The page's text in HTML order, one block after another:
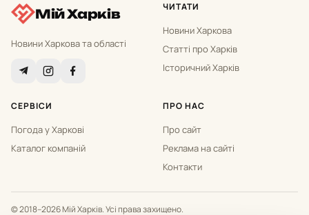
Мій Харків
Новини Харкова та області
ЧИТАТИ
Новини Харкова
Статті про Харків
Історичний Харків
СЕРВІСИ
Погода у Харкові
Каталог компаній
ПРО НАС
Про сайт
Реклама на сайті
Контакти
© 2018–2026 Мій Харків. Усі права захищено.